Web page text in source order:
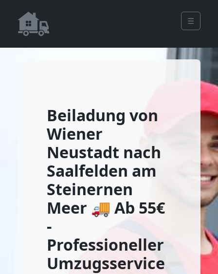
☰
Beiladung von
Wiener
Neustadt nach
Saalfelden am
Steinernen
Meer 🚚 Ab 55€
-
Professioneller
Umzugsservice